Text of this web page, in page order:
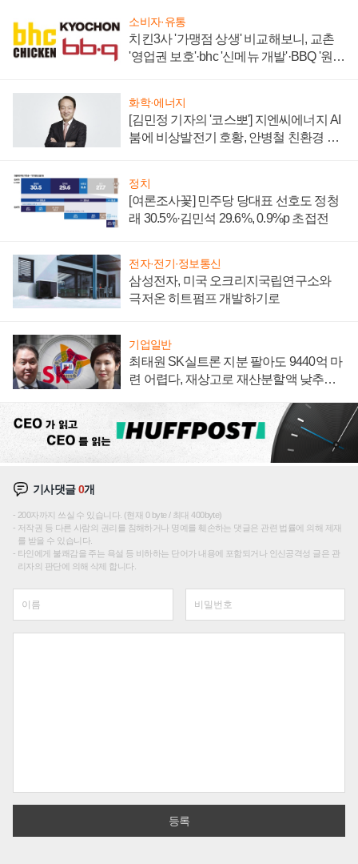
소비자·유통
치킨3사 '가맹점 상생' 비교해보니, 교촌
'영업권 보호'·bhc '신메뉴 개발'·BBQ '원가
화학·에너지
[김민정 기자의 '코스뽀'] 지엔씨에너지 AI
붐에 비상발전기 호황, 안병철 친환경 에
정치
[여론조사꽃] 민주당 당대표 선호도 정청
래 30.5%·김민석 29.6%, 0.9%p 초접전
전자·전기·정보통신
삼성전자, 미국 오크리지국립연구소와
극저온 히트펌프 개발하기로
기업일반
최태원 SK실트론 지분 팔아도 9440억 마
련 어렵다, 재상고로 재산분할액 낮추기
기사댓글0개
200자까지 쓰실 수 있습니다. (현재 0 byte / 최대 400byte)
저작권 등 다른 사람의 권리를 침해하거나 명예를 훼손하는 댓글은 관련 법률에 의해 제재
를 받을 수 있습니다.
타인에게 불쾌감을 주는 욕설 등 비하하는 단어가 내용에 포함되거나 인신공격성 글은 관
리자의 판단에 의해 삭제 합니다.